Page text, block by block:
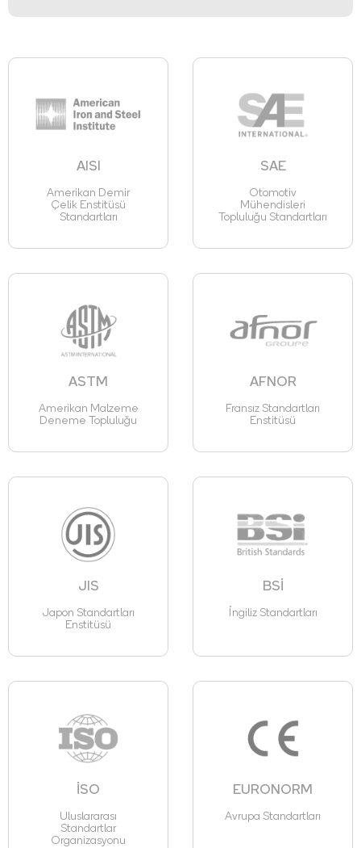
AISI
Amerikan Demir
Çelik Enstitüsü
Standartları
SAE
Otomotiv
Mühendisleri
Topluluğu Standartları
ASTM
Amerikan Malzeme
Deneme Topluluğu
AFNOR
Fransız Standartları
Enstitüsü
JIS
Japon Standartları
Enstitüsü
BSİ
İngiliz Standartları
İSO
Uluslararası
Standartlar
Organizasyonu
EURONORM
Avrupa Standartları